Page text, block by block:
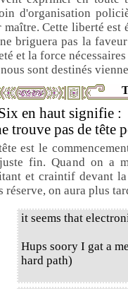
d'organisation
maître. Cette liberté est
briguera pas la
et la force
sont destinés
en haut signifie :
trouve pas de tête
est le
fin. Quand on a
et craintif devant
réserve, on aura plus
it seems that
Hups soory I gat a
hard path)